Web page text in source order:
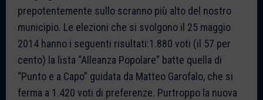
prepotentemente sullo scranno più alto del nostro
municipio. Le elezioni che si svolgono il 25 maggio
2014 hanno i seguenti risultati:1.880 voti (il 57 per
cento) la lista “Alleanza Popolare” batte quella di
“Punto e a Capo” guidata da Matteo Garofalo, che si
ferma a 1.420 voti di preferenze. Purtroppo la nuova